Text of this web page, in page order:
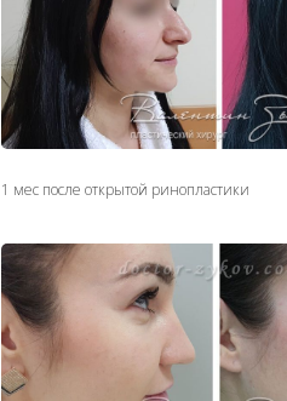
1 мес после открытой ринопластики